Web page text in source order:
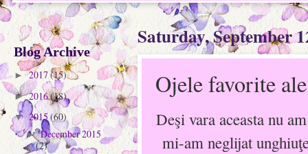
Guest Post
Saturday, September
Ojele favorite
Deşi vara aceasta nu
mi-am neglijat
Blog Archive
►2017(15)
►2016(18)
▼ 2015(60)
►December 2015
(2)